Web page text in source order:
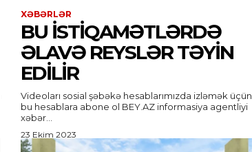
XƏBƏRLƏR
BU ISTIQAMƏTLƏRDƏ
ƏLAVƏ REYSLƏR TƏYIN
EDILIR
Videoları sosial şəbəkə hesablarımızda izləmək üçün
bu hesablara abone ol BEY.AZ informasiya agentliyi
xəbər...
23 Ekim 2023